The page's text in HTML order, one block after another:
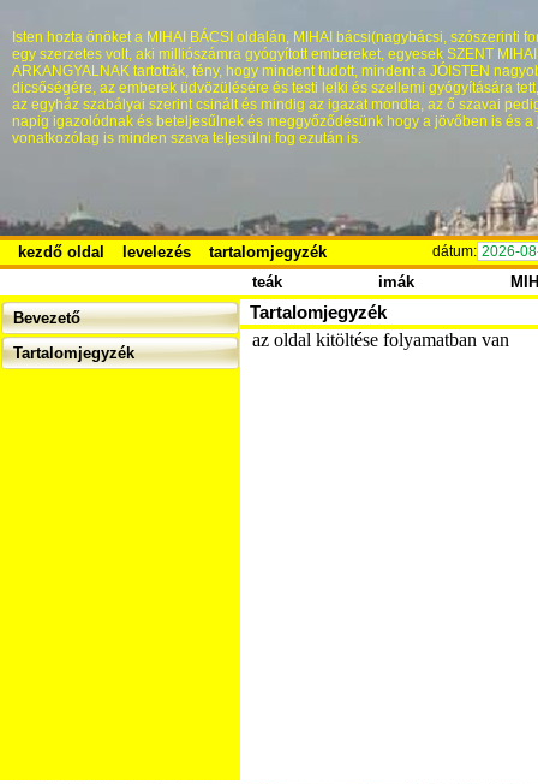
Isten hozta önöket a MIHAI BÁCSI oldalán, MIHAI bácsi(nagybácsi, szószerinti
egy szerzetes volt, aki milliószámra gyógyított embereket, egyesek SZENT
ARKANGYALNAK tartották, tény, hogy mindent tudott, mindent a JÓISTEN
dicsőségére, az emberek üdvözülésére és testi lelki és szellemi gyógyítására
az egyház szabályai szerint csinált és mindig az igazat mondta, az ő szavai
napig igazolódnak és beteljesűlnek és meggyőződésünk hogy a jövőben is és a
vonatkozólag is minden szava teljesülni fog ezután is.
kezdő oldal levelezés tartalomjegyzék dátum: 2026-
teák imák
Bevezető
Tartalomjegyzék
Tartalomjegyzék
az oldal kitöltése folyamatban van